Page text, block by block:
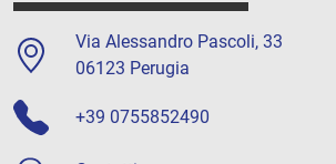
Via Alessandro Pascoli, 33
06123 Perugia
+39 0755852490